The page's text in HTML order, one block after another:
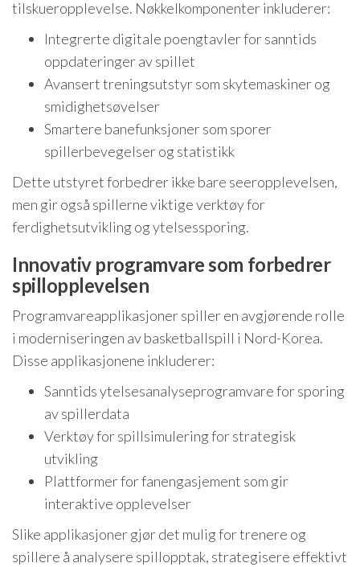
tilskueropplevelse. Nøkkelkomponenter inkluderer:
Integrerte digitale poengtavler for sanntids
oppdateringer av spillet
Avansert treningsutstyr som skytemaskiner og
smidighetsøvelser
Smartere banefunksjoner som sporer
spillerbevegelser og statistikk
Dette utstyret forbedrer ikke bare seeropplevelsen,
men gir også spillerne viktige verktøy for
ferdighetsutvikling og ytelsessporing.
Innovativ programvare som forbedrer
spillopplevelsen
Programvareapplikasjoner spiller en avgjørende rolle
i moderniseringen av basketballspill i Nord-Korea.
Disse applikasjonene inkluderer:
Sanntids ytelsesanalyseprogramvare for sporing
av spillerdata
Verktøy for spillsimulering for strategisk
utvikling
Plattformer for fanengasjement som gir
interaktive opplevelser
Slike applikasjoner gjør det mulig for trenere og
spillere å analysere spillopptak, strategisere effektivt